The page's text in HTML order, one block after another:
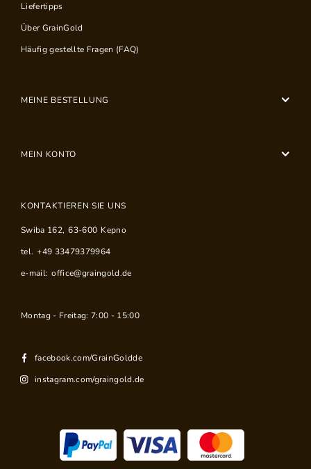
Liefertipps
Über GrainGold
Häufig gestellte Fragen (FAQ)
MEINE BESTELLUNG
MEIN KONTO
KONTAKTIEREN SIE UNS
Swiba 162, 63-600 Kepno
tel. +49 33479379964
e-mail: office@graingold.de
Montag - Freitag: 7:00 - 15:00
facebook.com/GrainGoldde
instagram.com/graingold.de